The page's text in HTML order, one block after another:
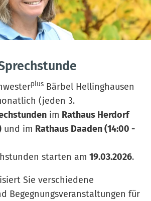
plus Bärbel Hellinghausen
(jeden 3.
im Rathaus Herdorf
und im Rathaus Daaden (14:00 -
starten am 19.03.2026.
Sie verschiedene
Begegnungsveranstaltungen für